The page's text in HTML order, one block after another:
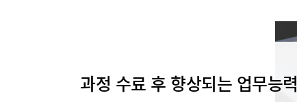
과정 수료 후 향상되는 업무능력